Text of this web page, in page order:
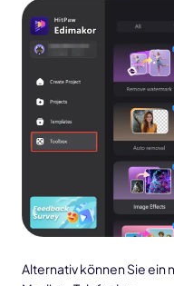
Alternativ können Sie ein